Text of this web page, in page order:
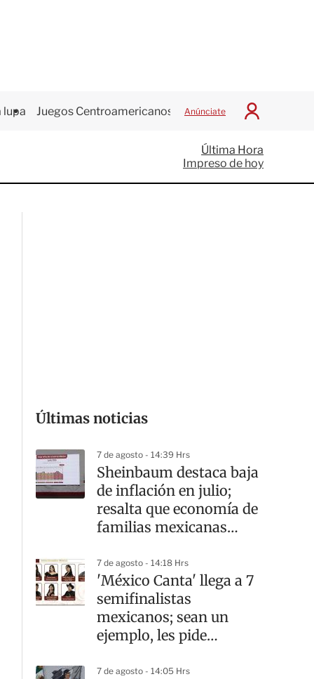
lupa Juegos Centroamericanos Anúnciate
I
c
i
a
Última Hora
Impreso de hoy
Últimas noticias
7 de agosto - 14:39 Hrs
Sheinbaum destaca baja
de inflación en julio;
resalta que economía de
familias mexicanas
7 de agosto - 14:18 Hrs
'México Canta' llega a 7
semifinalistas
mexicanos; sean un
ejemplo, les pide
7 de agosto - 14:05 Hrs